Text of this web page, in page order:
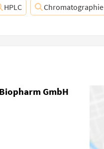
HPLC Chromatographie
GmbH